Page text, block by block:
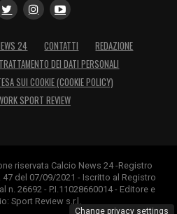
24 CONTATTI
REDAZIONE
DEI DATI PERSONALI
SUI COOKIE (COOKIE POLICY)
SPORT REVIEW
riservata Calcio News 24 -Registro
47 del 07/09/2021 - Iscritto al Registro
n. 26692 - P.I.11028660014 - Editore e
Sport Review s.r.l.
Change privacy settings